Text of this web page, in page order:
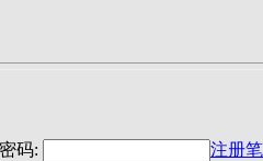
密码:
注册